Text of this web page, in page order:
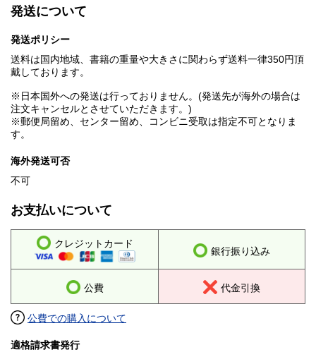
発送について
発送ポリシー
送料は国内地域、書籍の重量や大きさに関わらず送料一律350円頂
戴しております。
※日本国外への発送は行っておりません。(発送先が海外の場合は
注文キャンセルとさせていただきます。)
※郵便局留め、センター留め、コンビニ受取は指定不可となりま
す。
海外発送可否
不可
お支払いについて
クレジットカード
銀行振り込み
公費 代金引換
公費での購入について
適格請求書発行